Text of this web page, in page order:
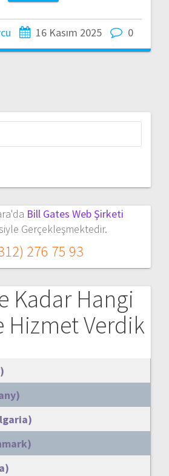
16 Kasım 2025 0
Bill Gates Web Şirketi
Gerçekleşmektedir.
276 75 93
Kadar Hangi
Hizmet Verdik